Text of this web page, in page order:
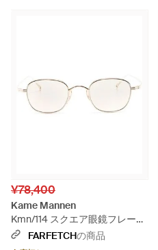
¥78,400
Kame Mannen
Kmn/114 スクエア眼鏡フレーム
- ナチュラル
FARFETCHの商品